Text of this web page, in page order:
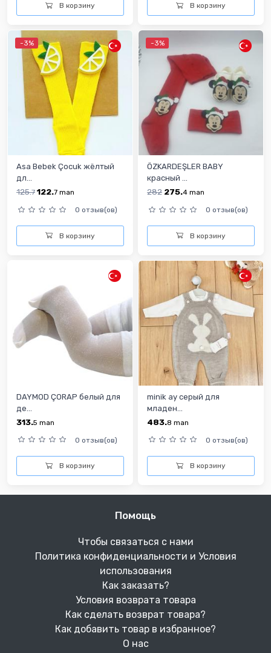
В корзину В корзину
-3%
Asa Bebek Çocuk жёлтый
дл...
125.7 122.7 man
0 отзыв(ов)
В корзину
-3%
ÖZKARDEŞLER BABY
красный ...
282 275.4 man
0 отзыв(ов)
В корзину
DAYMOD ÇORAP белый для
де...
313.5 man
0 отзыв(ов)
В корзину
minik ay серый для
младен...
483.8 man
0 отзыв(ов)
В корзину
Помощь
Чтобы связаться с нами
Политика конфиденциальности и Условия
использования
Как заказать?
Условия возврата товара
Как сделать возврат товара?
Как добавить товар в избранное?
О нас